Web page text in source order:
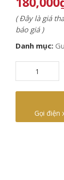
( Đây là giá
báo giá )
Danh mục:
Gọi điện